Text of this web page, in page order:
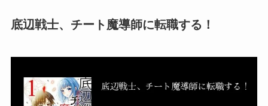
底辺戦士、チート魔導師に転職する！